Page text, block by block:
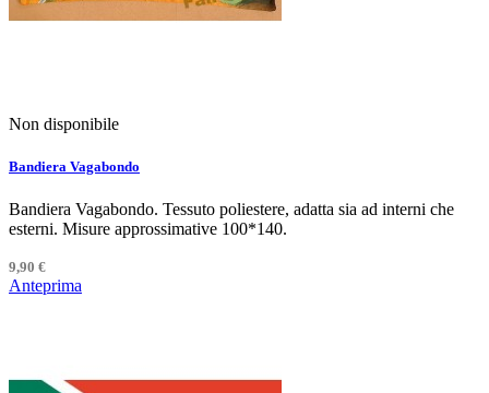
Non disponibile
Bandiera Vagabondo
Bandiera Vagabondo. Tessuto poliestere, adatta sia ad interni che
esterni. Misure approssimative 100*140.
9,90 €
Anteprima